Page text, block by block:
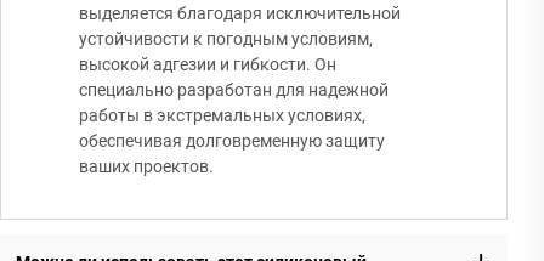
выделяется благодаря исключительной
устойчивости к погодным условиям,
высокой адгезии и гибкости. Он
специально разработан для надежной
работы в экстремальных условиях,
обеспечивая долговременную защиту
ваших проектов.